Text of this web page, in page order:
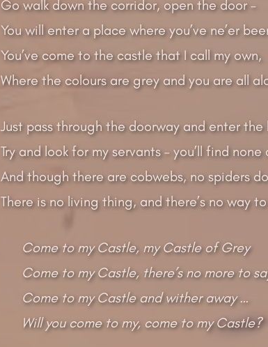
Go walk down the corridor, open the door –
You will enter a place where you’ve ne’er
You’ve come to the castle that I call my own,
Where the colours are grey and you are all
Just pass through the doorway and enter the
Try and look for my servants – you’ll find none
And though there are cobwebs, no spiders
There is no living thing, and there’s no way
Come to my Castle, my Castle of Grey
Come to my Castle, there’s no more to
Come to my Castle and wither away …
Will you come to my, come to my Castle?